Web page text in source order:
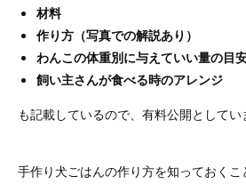
材料
作り方（写真での解説あり）
わんこの体重別に与えていい量の目
飼い主さんが食べる時のアレンジ
も記載しているので、有料公開としてい
手作り犬ごはんの作り方を知っておくこ